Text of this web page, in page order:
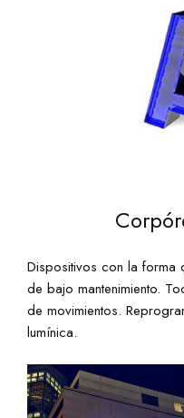
Dispositivos con la forma
de bajo mantenimiento.
de movimientos.
lumínica.